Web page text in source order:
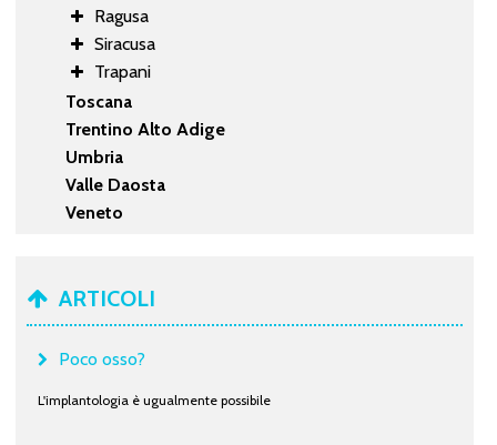
Ragusa
Siracusa
Trapani
Toscana
Trentino Alto Adige
Umbria
Valle Daosta
Veneto
ARTICOLI
Poco osso?
L'implantologia è ugualmente possibile